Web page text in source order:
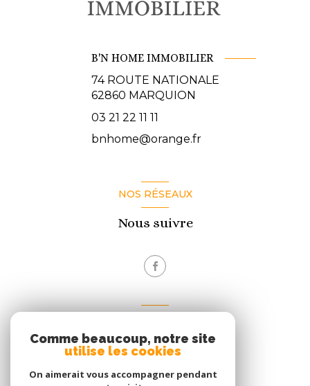
B'N HOME IMMOBILIER
74 ROUTE NATIONALE
62860 MARQUION
03 21 22 11 11
bnhome@orange.fr
NOS RÉSEAUX
Nous suivre
Espace propriétaire
Comme beaucoup, notre site
utilise les cookies
On aimerait vous accompagner pendant